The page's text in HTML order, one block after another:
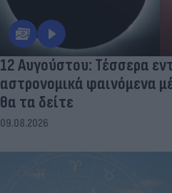
12 Αυγούστου: Τέσσερα
αστρονομικά φαινόμενα
θα τα δείτε
09.08.2026